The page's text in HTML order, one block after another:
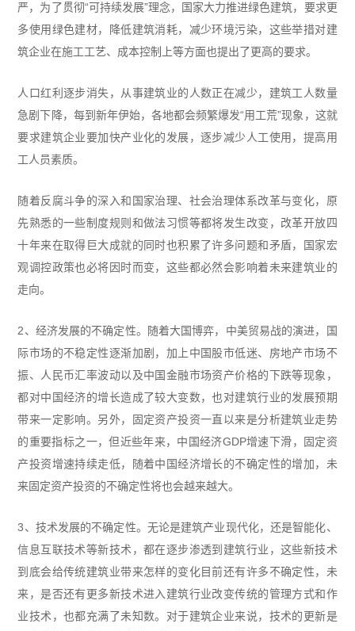
严，为了贯彻“可持续发展”理念，国家大力推进绿色建筑，要求更
多使用绿色建材，降低建筑消耗，减少环境污染，这些举措对建
筑企业在施工工艺、成本控制上等方面也提出了更高的要求。
人口红利逐步消失，从事建筑业的人数正在减少，建筑工人数量
急剧下降，每到新年伊始，各地都会频繁爆发“用工荒”现象，这就
要求建筑企业要加快产业化的发展，逐步减少人工使用，提高用
工人员素质。
随着反腐斗争的深入和国家治理、社会治理体系改革与变化，原
先熟悉的一些制度规则和做法习惯等都将发生改变，改革开放四
十年来在取得巨大成就的同时也积累了许多问题和矛盾，国家宏
观调控政策也必将因时而变，这些都必然会影响着未来建筑业的
走向。
2、经济发展的不确定性。随着大国博弈，中美贸易战的演进，国
际市场的不稳定性逐渐加剧，加上中国股市低迷、房地产市场不
振、人民币汇率波动以及中国金融市场资产价格的下跌等现象，
都对中国经济的增长造成了较大变数，也对建筑行业的发展预期
带来一定影响。另外，固定资产投资一直以来是分析建筑业走势
的重要指标之一，但近些年来，中国经济GDP增速下滑，固定资
产投资增速持续走低，随着中国经济增长的不确定性的增加，未
来固定资产投资的不确定性将也会越来越大。
3、技术发展的不确定性。无论是建筑产业现代化，还是智能化、
信息互联技术等新技术，都在逐步渗透到建筑行业，这些新技术
到底会给传统建筑业带来怎样的变化目前还有许多不确定性，未
来，是否还有更多新技术进入建筑行业改变传统的管理方式和作
业技术，也都充满了未知数。对于建筑企业来说，技术的更新是